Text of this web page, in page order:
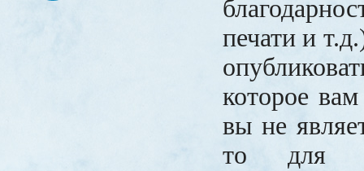
печати и
которое
вы не
то для